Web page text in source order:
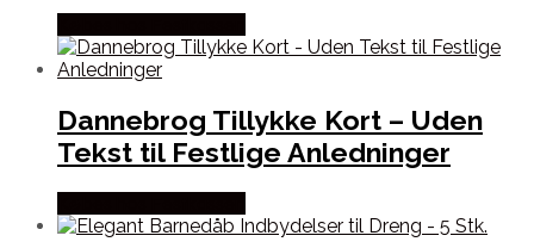
Dannebrog Tillykke Kort – Uden
Tekst til Festlige Anledninger